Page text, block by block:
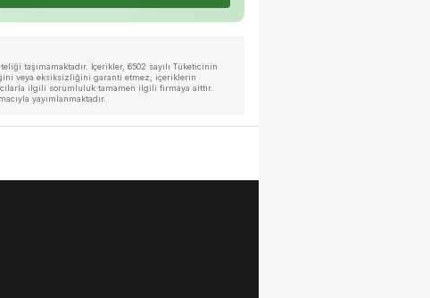
taşımamaktadır. İçerikler, 6502 sayılı Tüketicinin
veya eksiksizliğini garanti etmez; içeriklerin
ilgili sorumluluk tamamen ilgili firmaya aittir.
yayımlanmaktadır.